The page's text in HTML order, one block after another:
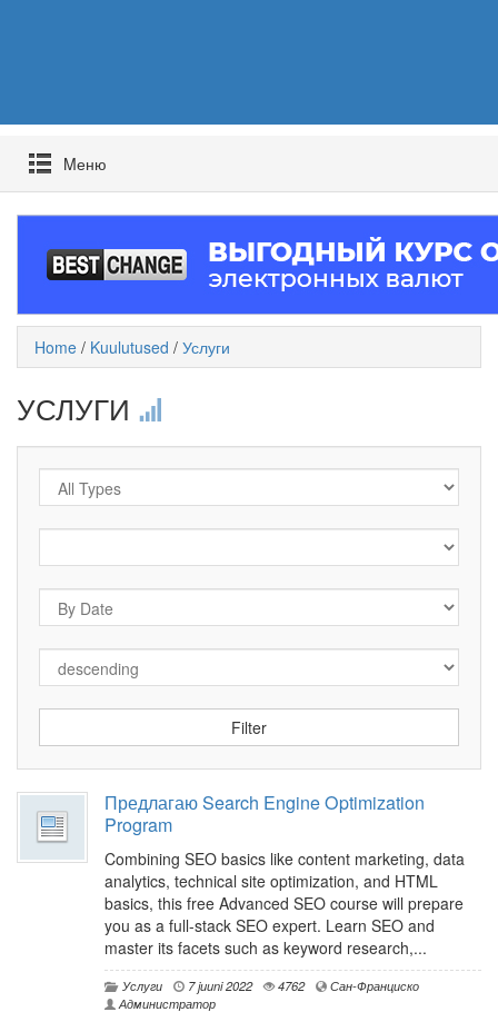
Mеню
Home / Kuulutused / Услуги
УСЛУГИ
Предлагаю Search Engine Optimization
Program
Combining SEO basics like content marketing, data
analytics, technical site optimization, and HTML
basics, this free Advanced SEO course will prepare
you as a full-stack SEO expert. Learn SEO and
master its facets such as keyword research,...
Услуги 7 juuni 2022 4762
Сан-Франциско
Администратор